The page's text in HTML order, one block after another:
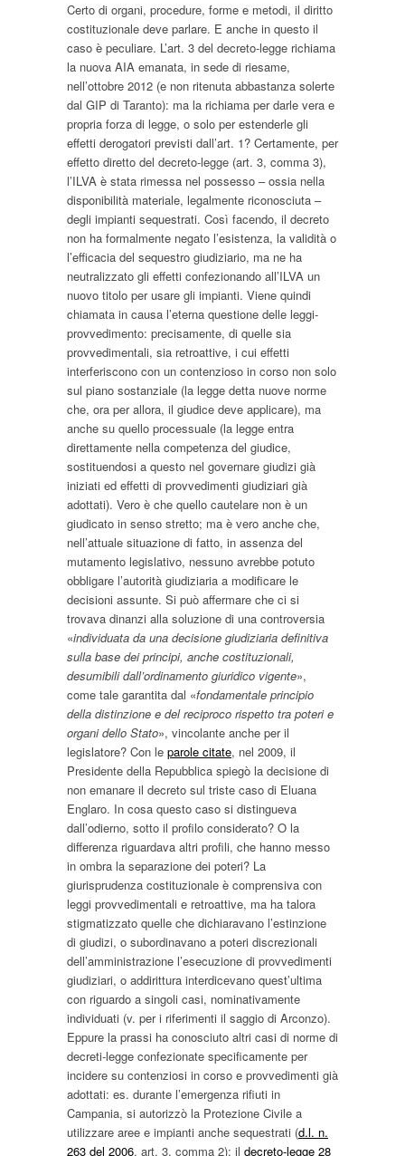
Certo di organi, procedure, forme e metodi, il diritto
costituzionale deve parlare. E anche in questo il
caso è peculiare. L’art. 3 del decreto-legge richiama
la nuova AIA emanata, in sede di riesame,
nell’ottobre 2012 (e non ritenuta abbastanza solerte
dal GIP di Taranto): ma la richiama per darle vera e
propria forza di legge, o solo per estenderle gli
effetti derogatori previsti dall’art. 1? Certamente, per
effetto diretto del decreto-legge (art. 3, comma 3),
l’ILVA è stata rimessa nel possesso – ossia nella
disponibilità materiale, legalmente riconosciuta –
degli impianti sequestrati. Così facendo, il decreto
non ha formalmente negato l’esistenza, la validità o
l’efficacia del sequestro giudiziario, ma ne ha
neutralizzato gli effetti confezionando all’ILVA un
nuovo titolo per usare gli impianti. Viene quindi
chiamata in causa l’eterna questione delle leggi-
provvedimento: precisamente, di quelle sia
provvedimentali, sia retroattive, i cui effetti
interferiscono con un contenzioso in corso non solo
sul piano sostanziale (la legge detta nuove norme
che, ora per allora, il giudice deve applicare), ma
anche su quello processuale (la legge entra
direttamente nella competenza del giudice,
sostituendosi a questo nel governare giudizi già
iniziati ed effetti di provvedimenti giudiziari già
adottati). Vero è che quello cautelare non è un
giudicato in senso stretto; ma è vero anche che,
nell’attuale situazione di fatto, in assenza del
mutamento legislativo, nessuno avrebbe potuto
obbligare l’autorità giudiziaria a modificare le
decisioni assunte. Si può affermare che ci si
trovava dinanzi alla soluzione di una controversia
«individuata da una decisione giudiziaria definitiva
sulla base dei principi, anche costituzionali,
desumibili dall’ordinamento giuridico vigente»,
come tale garantita dal «fondamentale principio
della distinzione e del reciproco rispetto tra poteri e
organi dello Stato», vincolante anche per il
legislatore? Con le parole citate, nel 2009, il
Presidente della Repubblica spiegò la decisione di
non emanare il decreto sul triste caso di Eluana
Englaro. In cosa questo caso si distingueva
dall’odierno, sotto il profilo considerato? O la
differenza riguardava altri profili, che hanno messo
in ombra la separazione dei poteri? La
giurisprudenza costituzionale è comprensiva con
leggi provvedimentali e retroattive, ma ha talora
stigmatizzato quelle che dichiaravano l’estinzione
di giudizi, o subordinavano a poteri discrezionali
dell’amministrazione l’esecuzione di provvedimenti
giudiziari, o addirittura interdicevano quest’ultima
con riguardo a singoli casi, nominativamente
individuati (v. per i riferimenti il saggio di Arconzo).
Eppure la prassi ha conosciuto altri casi di norme di
decreti-legge confezionate specificamente per
incidere su contenziosi in corso e provvedimenti già
adottati: es. durante l’emergenza rifiuti in
Campania, si autorizzò la Protezione Civile a
utilizzare aree e impianti anche sequestrati (d.l. n.
263 del 2006, art. 3, comma 2); il decreto-legge 28